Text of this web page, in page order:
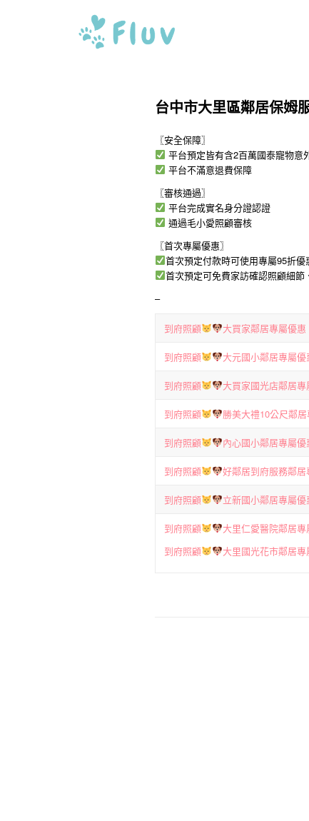
台中市大里區鄰居保姆
〖安全保障〗
平台預定皆有含2百萬國泰寵物意
平台不滿意退費保障
〖審核通過〗
平台完成實名身分證認證
通過毛小愛照顧審核
〖首次專屬優惠〗
首次預定付款時可使用專屬95折優
首次預定可免費家訪確認照顧細節
–
到府照顧 大買家鄰居專屬優惠
到府照顧 大元國小鄰居專屬優
到府照顧 大買家國光店鄰居專
到府照顧 勝美大禮10公尺鄰
到府照顧 內心國小鄰居專屬優
到府照顧 好鄰居到府服務鄰居
到府照顧 立新國小鄰居專屬優
到府照顧
大里仁愛醫院鄰居專
到府照顧 大里國光花市鄰居專